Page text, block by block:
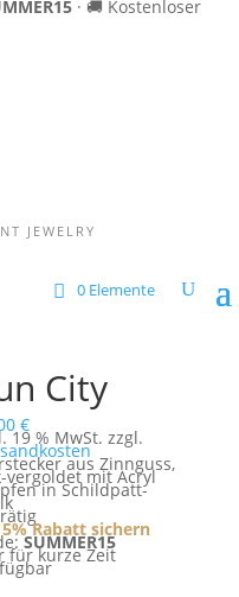
· 🚚 Kostenloser
JEWELRY
0 Elemente
City
€
19 % MwSt. zzgl.
aus Zinnguss,
vergoldet mit Acryl
in Schildpatt-
Rabatt sichern
SUMMER15
für kurze Zeit